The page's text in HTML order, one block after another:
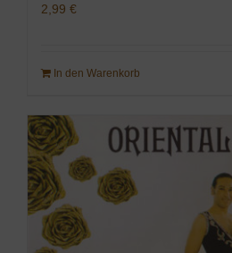
2,99 €
In den Warenkorb